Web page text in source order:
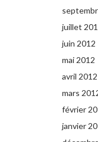
juillet
juin 2012
mai 2012
avril 2012
mars
février
janvier